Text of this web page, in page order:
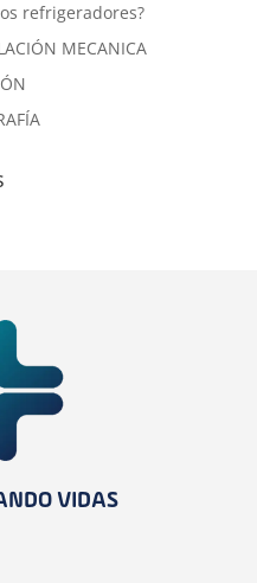
refrigeradores?
MECANICA
VIDAS